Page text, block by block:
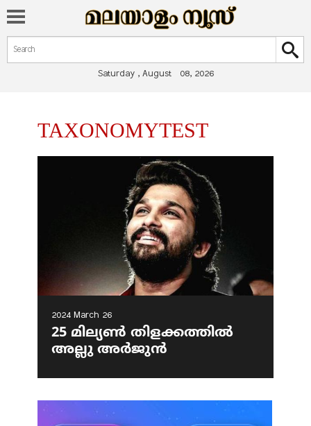
Search form
Search
Saturday , August 08, 2026
You are here
TAXONOMYTEST
2024 March 26
25 മില്യണ്‍ തിളക്കത്തില്‍
അല്ലു അര്‍ജുന്‍